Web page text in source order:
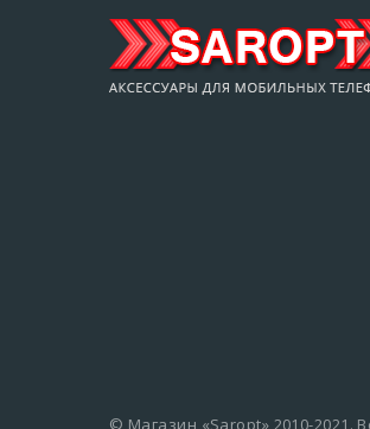
© Магазин «Saropt» 2010-2021.